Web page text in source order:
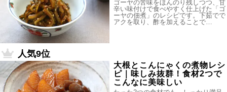
ゴーヤの苦味をほんのり残しつつ、甘
辛い味付けで食べやすく仕上げた「ゴ
ーヤの佃煮」のレシピです。下茹でで
アクを取り、酢を加えることで…
人気9位
大根とこんにゃくの煮物レシ
ピ｜味しみ抜群！食材2つで
こんなに美味しい